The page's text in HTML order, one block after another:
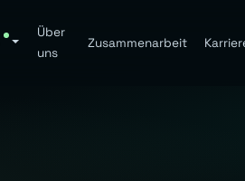
Über
uns
Zusammenarbeit